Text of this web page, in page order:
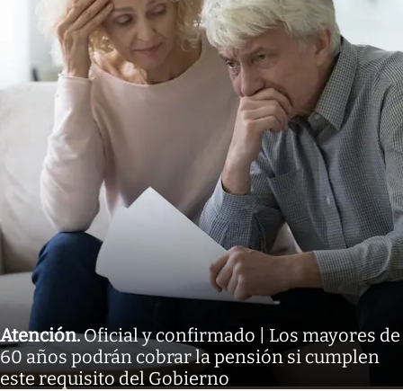
Atención.Oficial y confirmado | Los mayores de
60 años podrán cobrar la pensión si cumplen
este requisito del Gobierno